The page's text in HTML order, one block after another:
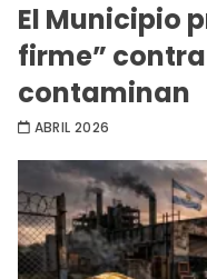
El Municipio
firme”
contaminan
ABRIL 2026